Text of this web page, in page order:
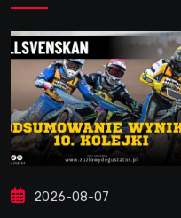
2026-08-07